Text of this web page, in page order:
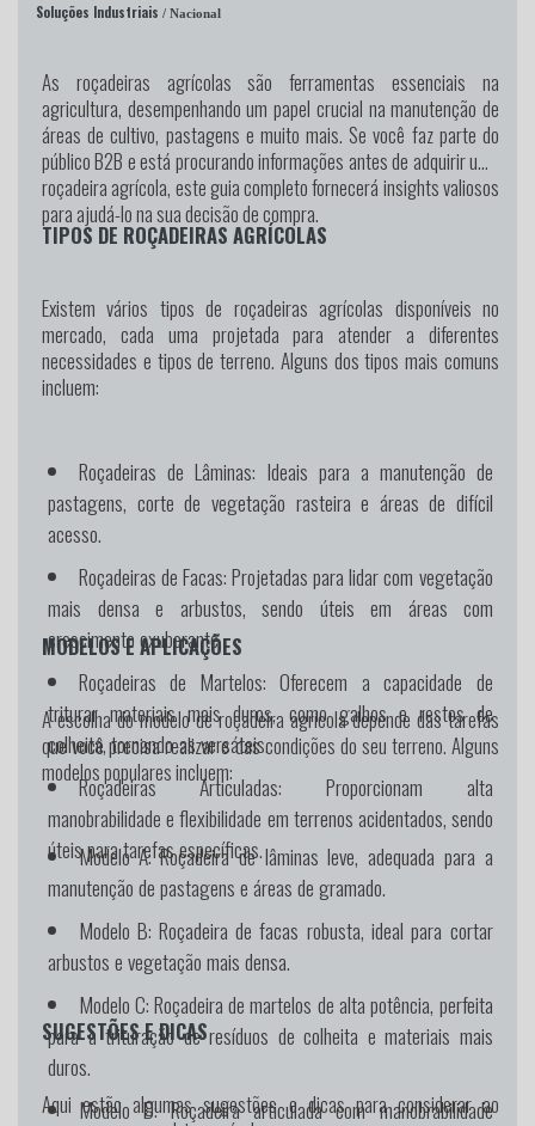
Soluções Industriais / Nacional
As roçadeiras agrícolas são ferramentas essenciais na
agricultura, desempenhando um papel crucial na manutenção de
áreas de cultivo, pastagens e muito mais. Se você faz parte do
público B2B e está procurando informações antes de adquirir uma
roçadeira agrícola, este guia completo fornecerá insights valiosos
para ajudá-lo na sua decisão de compra.
TIPOS DE ROÇADEIRAS AGRÍCOLAS
Existem vários tipos de roçadeiras agrícolas disponíveis no
mercado, cada uma projetada para atender a diferentes
necessidades e tipos de terreno. Alguns dos tipos mais comuns
incluem:
Roçadeiras de Lâminas: Ideais para a manutenção de
pastagens, corte de vegetação rasteira e áreas de difícil
acesso.
Roçadeiras de Facas:Projetadas para lidar com vegetação
mais densa e arbustos, sendo úteis em áreas com
crescimento exuberante.
Roçadeiras de Martelos: Oferecem a capacidade de
triturar materiais mais duros, como galhos e restos de
colheita, tornando-as versáteis.
Roçadeiras Articuladas: Proporcionam alta
manobrabilidade e flexibilidade em terrenos acidentados, sendo
úteis para tarefas específicas.
MODELOS E APLICAÇÕES
A escolha do modelo de roçadeira agrícola depende das tarefas
que você precisa realizar e das condições do seu terreno. Alguns
modelos populares incluem:
Modelo A:Roçadeira de lâminas leve, adequada para a
manutenção de pastagens e áreas de gramado.
Modelo B: Roçadeira de facas robusta, ideal para cortar
arbustos e vegetação mais densa.
Modelo C:Roçadeira de martelos de alta potência, perfeita
para a trituração de resíduos de colheita e materiais mais
duros.
Modelo D:Roçadeira articulada com manobrabilidade
SUGESTÕES E DICAS
Aqui estão algumas sugestões e dicas para considerar ao